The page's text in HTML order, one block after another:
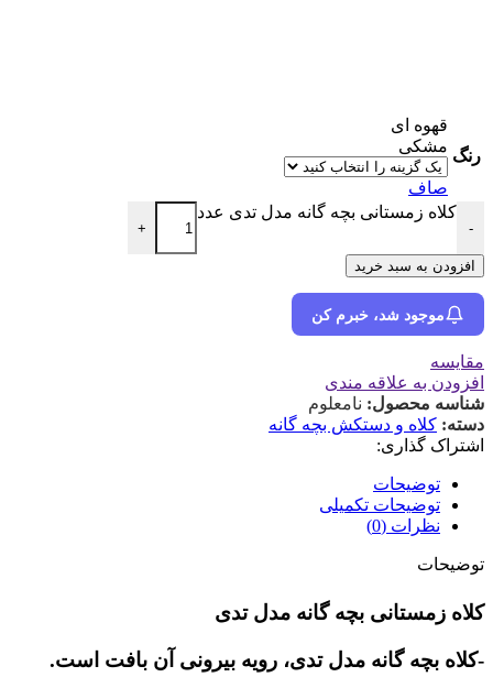
رنگ
قهوه ای
مشکی
صاف
-
کلاه زمستانی بچه گانه مدل تدی عدد
+
افزودن به سبد خرید
موجود شد، خبرم کن
مقایسه
افزودن به علاقه مندی
شناسه محصول: نامعلوم
دسته: کلاه و دستکش بچه گانه
اشتراک گذاری:
توضیحات
توضیحات تکمیلی
نظرات (0)
توضیحات
کلاه زمستانی بچه گانه مدل تدی
-کلاه بچه گانه مدل تدی، رویه بیرونی آن بافت است.